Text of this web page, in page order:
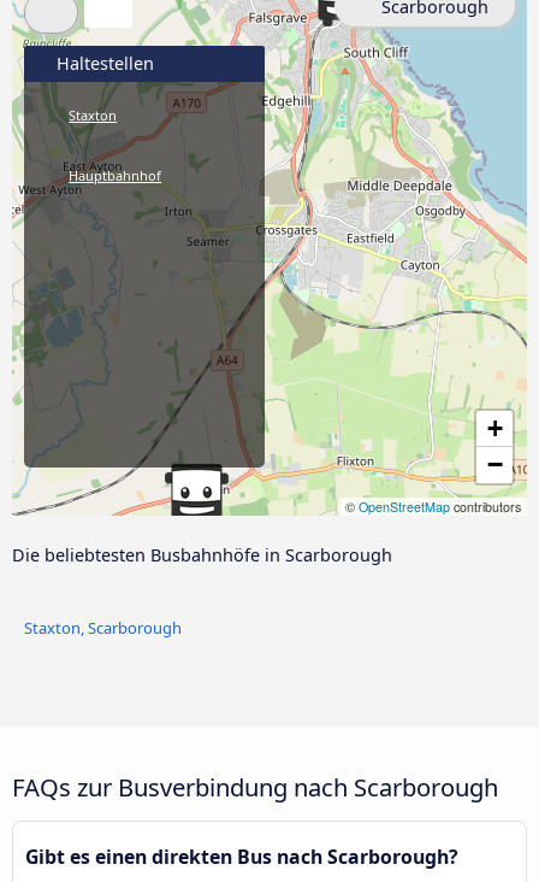
+
−
© OpenStreetMap contributors
Haltestellen
Staxton
Hauptbahnhof
Scarborough
Die beliebtesten Busbahnhöfe in Scarborough
Staxton, Scarborough
FAQs zur Busverbindung nach Scarborough
Gibt es einen direkten Bus nach Scarborough?